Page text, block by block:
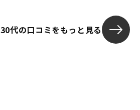
30代の口コミをもっと見る